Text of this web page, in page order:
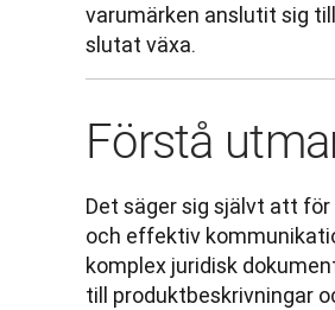
varumärken anslutit sig
slutat växa.
Förstå
Det säger sig självt att
och effektiv
komplex juridisk
till produktbeskrivningar